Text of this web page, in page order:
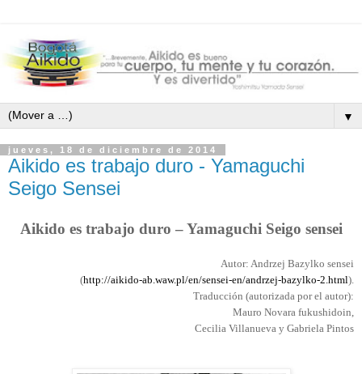
▼
jueves, 18 de diciembre de 2014
Aikido es trabajo duro - Yamaguchi
Seigo Sensei
Aikido es trabajo duro – Yamaguchi Seigo sensei
Autor: Andrzej Bazylko sensei
(http://aikido-ab.waw.pl/en/sensei-en/andrzej-bazylko-2.html).
Traducción (autorizada por el autor):
Mauro Novara fukushidoin,
Cecilia Villanueva y Gabriela Pintos